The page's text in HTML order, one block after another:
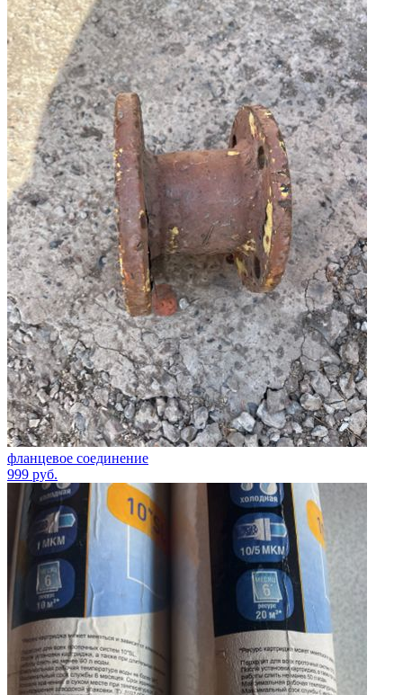
фланцевое соединение
999 руб.